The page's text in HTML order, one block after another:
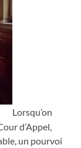
Lorsqu’on
d’Appel,
un pourvoi